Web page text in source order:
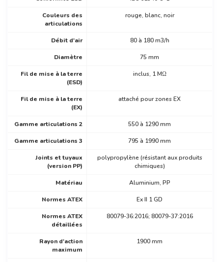
Couleurs des
articulations
rouge, blanc, noir
Débit d'air 80 à 180 m3/h
Diamètre 75 mm
Fil de mise à la terre
(ESD)
inclus, 1 MΩ
Fil de mise à la terre
(EX)
attaché pour zones EX
Gamme articulations 2 550 à 1290 mm
Gamme articulations 3 795 à 1990 mm
Joints et tuyaux
(version PP)
polypropylène (résistant aux produits
chimiques)
Matériau Aluminium, PP
Normes ATEX Ex II 1 GD
Normes ATEX
détaillées
80079-36:2016; 80079-37:2016
Rayon d'action
maximum
1900 mm